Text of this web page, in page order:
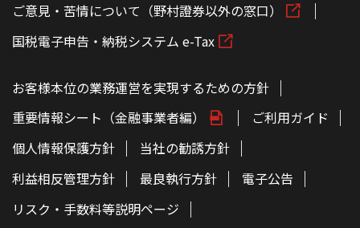
ご意見・苦情について（野村證券以外の窓口）
国税電子申告・納税システム e-Tax
お客様本位の業務運営を実現するための方針
重要情報シート（金融事業者編）
ご利用ガイド
個人情報保護方針
当社の勧誘方針
利益相反管理方針
最良執行方針
電子公告
リスク・手数料等説明ページ